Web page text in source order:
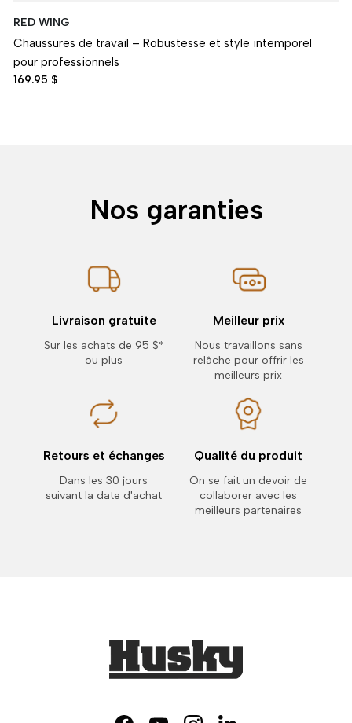
RED WING
Chaussures de travail – Robustesse et style intemporel
pour professionnels
169.95 $
Nos garanties
Livraison gratuite
Sur les achats de 95 $*
ou plus
Meilleur prix
Nous travaillons sans
relâche pour offrir les
meilleurs prix
Retours et échanges
Dans les 30 jours
suivant la date d'achat
Qualité du produit
On se fait un devoir de
collaborer avec les
meilleurs partenaires